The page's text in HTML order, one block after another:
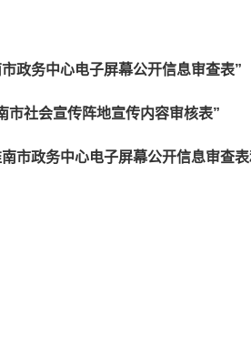
政务中心电子屏幕公开信息审查表”
会宣传阵地宣传内容审核表”
市政务中心电子屏幕公开信息审查